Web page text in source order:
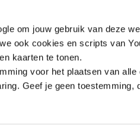
om jouw gebruik van deze
ook cookies en scripts van
kaarten te tonen.
voor het plaatsen van alle
Geef je geen toestemming,
Churchilllaan 11
3527 GV Utrecht
jeugd@hetccv.nl
06 - 103 20 372